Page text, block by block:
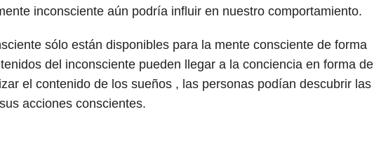
inconsciente aún podría influir en nuestro comportamiento.
sólo están disponibles para la mente consciente de forma
del inconsciente pueden llegar a la conciencia en forma de
el contenido de los sueños , las personas podían descubrir las
acciones conscientes.